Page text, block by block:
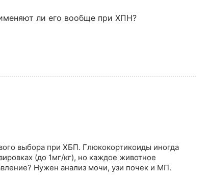
ли его вообще при ХПН?
выбора при ХБП. Глюкокортикоиды иногда
(до 1мг/кг), но каждое животное
Нужен анализ мочи, узи почек и МП.